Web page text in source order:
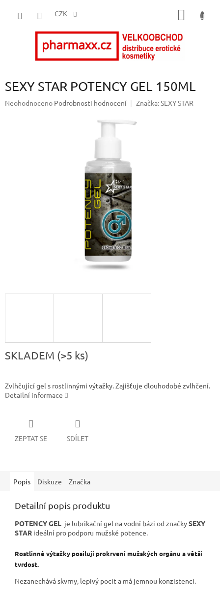
CZK
SEXY STAR POTENCY GEL 150ML
Průměrné
Neohodnoceno Podrobnosti hodnocení Značka:SEXY STAR
SKLADEM (>5 ks)
Zvlhčující gel s rostlinnými výtažky. Zajišťuje dlouhodobé zvlhčení.
Detailní informace
ZEPTAT SE SDÍLET
Popis Diskuze Značka
Detailní popis produktu
POTENCY GEL je lubrikační gel na vodní bázi od značkySEXY
STAR ideální pro podporu mužské potence.
Rostlinné výtažky posilují prokrvení mužských orgánu a větší
tvrdost.
Nezanechává skvrny, lepivý pocit a má jemnou konzistenci.